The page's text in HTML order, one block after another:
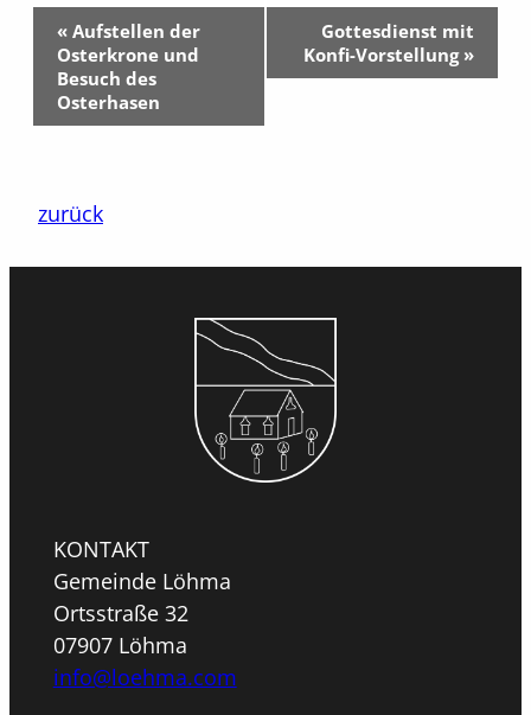
Veranstaltung-
Navigation
« Aufstellen der
Osterkrone und
Besuch des
Osterhasen
Gottesdienst mit
Konfi-Vorstellung »
zurück
KONTAKT
Gemeinde Löhma
Ortsstraße 32
07907 Löhma
info@loehma.com